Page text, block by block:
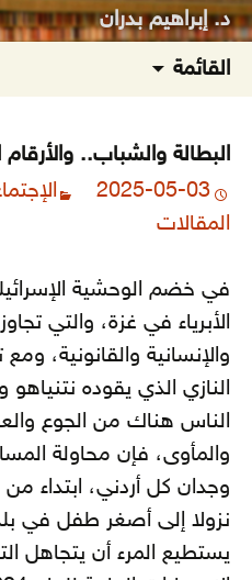
د. إبراهيم بدران
القائمة
إلى
البطالة والشباب..
2025-05-03
المقالات
في خضم الوحشية
الأبرياء في غزة، والتي
والإنسانية والقانونية،
النازي الذي يقوده نتنياهو
الناس هناك من الجوع
والمأوى، فإن محاولة
وجدان كل أردني، ابتداء
نزولا إلى أصغر طفل في
يستطيع المرء أن يتجاهل